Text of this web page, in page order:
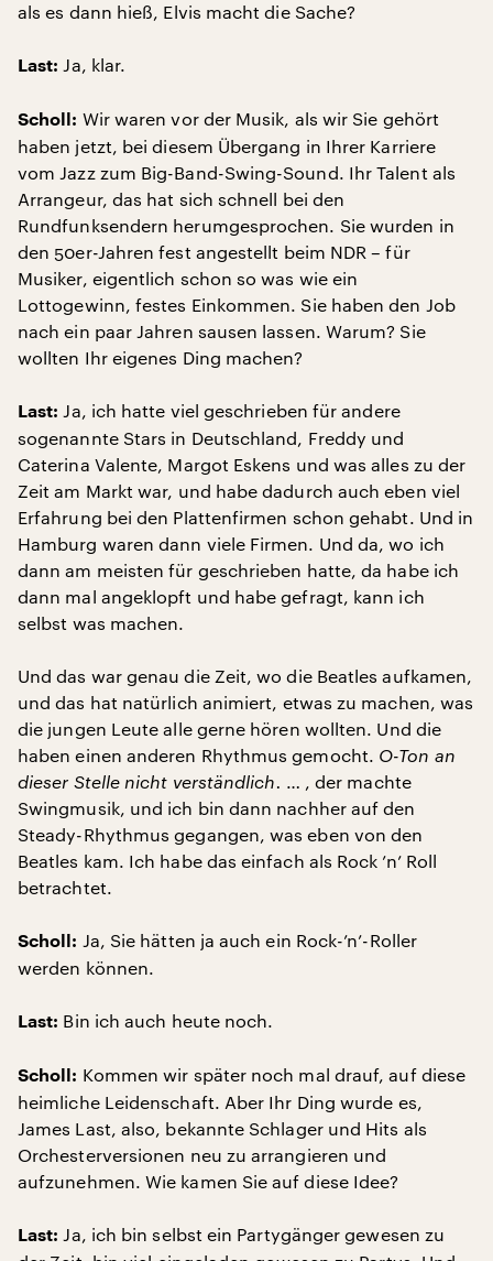
als es dann hieß, Elvis macht die Sache?
Last: Ja, klar.
Scholl: Wir waren vor der Musik, als wir Sie gehört
haben jetzt, bei diesem Übergang in Ihrer Karriere
vom Jazz zum Big-Band-Swing-Sound. Ihr Talent als
Arrangeur, das hat sich schnell bei den
Rundfunksendern herumgesprochen. Sie wurden in
den 50er-Jahren fest angestellt beim NDR – für
Musiker, eigentlich schon so was wie ein
Lottogewinn, festes Einkommen. Sie haben den Job
nach ein paar Jahren sausen lassen. Warum? Sie
wollten Ihr eigenes Ding machen?
Last: Ja, ich hatte viel geschrieben für andere
sogenannte Stars in Deutschland, Freddy und
Caterina Valente, Margot Eskens und was alles zu der
Zeit am Markt war, und habe dadurch auch eben viel
Erfahrung bei den Plattenfirmen schon gehabt. Und in
Hamburg waren dann viele Firmen. Und da, wo ich
dann am meisten für geschrieben hatte, da habe ich
dann mal angeklopft und habe gefragt, kann ich
selbst was machen.
Und das war genau die Zeit, wo die Beatles aufkamen,
und das hat natürlich animiert, etwas zu machen, was
die jungen Leute alle gerne hören wollten. Und die
haben einen anderen Rhythmus gemocht. O-Ton an
dieser Stelle nicht verständlich. … , der machte
Swingmusik, und ich bin dann nachher auf den
Steady-Rhythmus gegangen, was eben von den
Beatles kam. Ich habe das einfach als Rock ’n’ Roll
betrachtet.
Scholl: Ja, Sie hätten ja auch ein Rock-’n’-Roller
werden können.
Last: Bin ich auch heute noch.
Scholl: Kommen wir später noch mal drauf, auf diese
heimliche Leidenschaft. Aber Ihr Ding wurde es,
James Last, also, bekannte Schlager und Hits als
Orchesterversionen neu zu arrangieren und
aufzunehmen. Wie kamen Sie auf diese Idee?
Last: Ja, ich bin selbst ein Partygänger gewesen zu